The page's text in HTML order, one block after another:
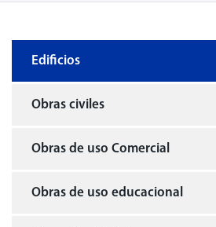
Edificios
Obras civiles
Obras de uso Comercial
Obras de uso educacional